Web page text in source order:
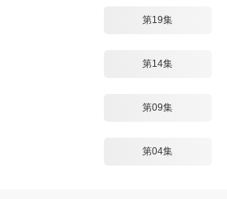
第19集
第14集
第09集
第04集